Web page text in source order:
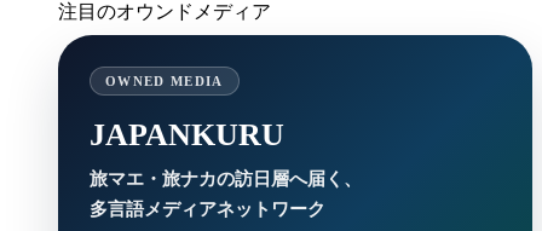
注目のオウンドメディア
OWNED MEDIA
JAPANKURU
旅マエ・旅ナカの訪日層へ届く、
多言語メディアネットワーク